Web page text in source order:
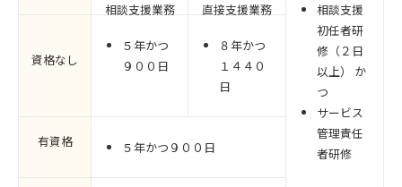
相談支援業務 直接支援業務
相談支援
初任者研
修（２日
以上） か
つ
サービス
管理責任
者研修
資格なし
５年かつ
９００日
８年かつ
１４４０
日
有資格 ５年かつ９００日